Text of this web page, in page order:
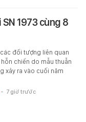
1973 cùng 8
đối tượng liên quan
hỗn chiến do mẫu thuẫn
xảy ra vào cuối năm
- 7 giờ trước